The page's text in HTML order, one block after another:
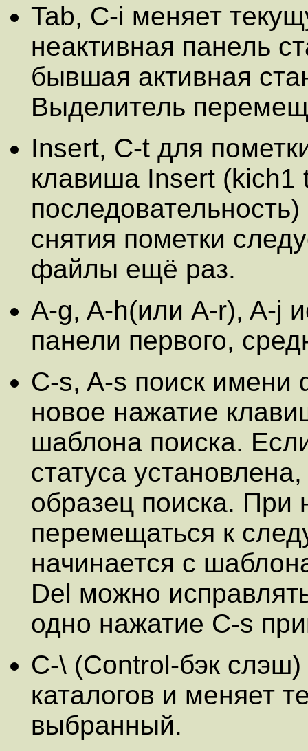
Tab, C-i меняет
неактивная панель
бывшая активная
Выделитель
Insert, C-t для
клавиша Insert (kich1
снятия пометки
файлы ещё раз.
A-g, A-h(или A-r), A-j
панели первого,
C-s, A-s поиск
новое нажатие
шаблона поиска.
статуса
образец поиска. При
перемещаться к
начинается с
Del можно
одно нажатие C-s
C-\ (Control-бэк слэш)
каталогов и меняет
выбранный.